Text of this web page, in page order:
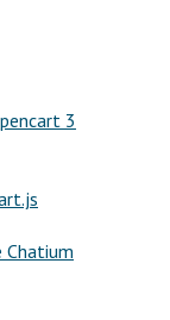
3
Chatium